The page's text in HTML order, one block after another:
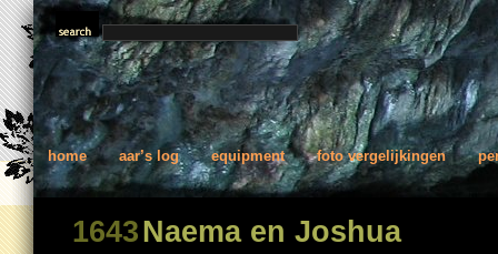
home aar’s log equipment foto vergelijkingen
1643Naema en Joshua